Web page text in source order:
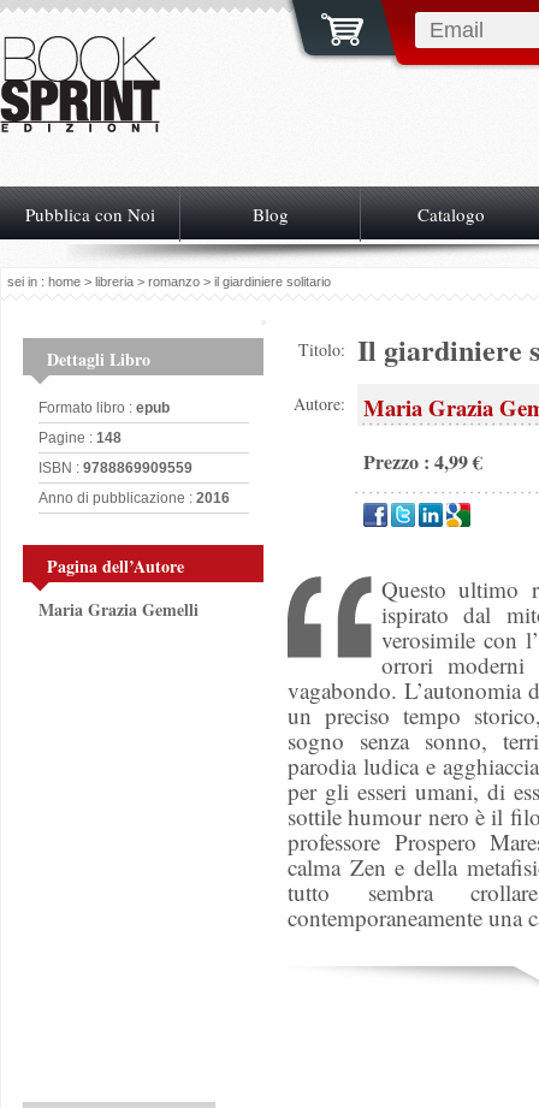
Pubblica con Noi Blog Catalogo
sei in : home > libreria > romanzo > il giardiniere solitario
Dettagli Libro
Formato libro : epub
Pagine : 148
ISBN : 9788869909559
Anno di pubblicazione : 2016
Pagina dell’Autore
Maria Grazia Gemelli
Titolo: Il giardiniere
Autore: Maria Grazia
Prezzo : 4,99 €
Questo ultimo
ispirato dal
verosimile con
orrori moderni
vagabondo. L’autonomia
un preciso tempo
sogno senza sonno,
parodia ludica e
per gli esseri umani, di
sottile humour nero è il
professore Prospero
calma Zen e della
tutto sembra
contemporaneamente una